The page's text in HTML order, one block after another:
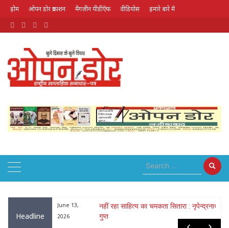
होम ओपन डोर प्रकाशन मैगज़ीन पीडीऍफ़ वीडियोस हमारे बारे में
Headline
May 26,
2026
लोक गायक भरत सिंह भारती हुए पद्मश्री से
सम्मानित